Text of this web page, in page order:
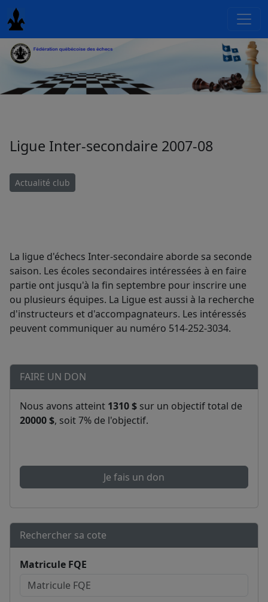
Ligue Inter-secondaire 2007-08
Actualité club
La ligue d'échecs Inter-secondaire aborde sa seconde
saison. Les écoles secondaires intéressées à en faire
partie ont jusqu'à la fin septembre pour inscrire une
ou plusieurs équipes. La Ligue est aussi à la recherche
d'instructeurs et d'accompagnateurs. Les intéressés
peuvent communiquer au numéro 514-252-3034.
FAIRE UN DON
Nous avons atteint 1310 $ sur un objectif total de
20000 $, soit 7% de l'objectif.
Je fais un don
Rechercher sa cote
Matricule FQE